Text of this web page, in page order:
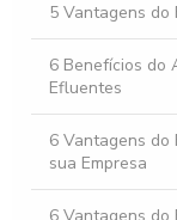
5 Vantagens
6 Benefícios do
Efluentes
6 Vantagens do
sua Empresa